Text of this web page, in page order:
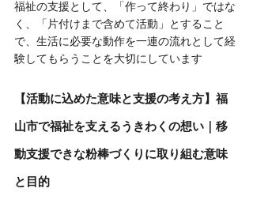
福祉の支援として、「作って終わり」ではな
く、「片付けまで含めて活動」とすること
で、生活に必要な動作を一連の流れとして経
験してもらうことを大切にしています
【活動に込めた意味と支援の考え方】福
山市で福祉を支えるうきわくの想い｜移
動支援できな粉棒づくりに取り組む意味
と目的